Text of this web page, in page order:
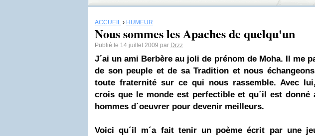
ACCUEIL › HUMEUR
Nous sommes les Apaches de quelqu'un
Publié le 14 juillet 2009 par Drzz
J´ai un ami Berbère au joli de prénom de Moha. Il me
de son peuple et de sa Tradition et nous
toute fraternité sur ce qui nous rassemble. Avec
crois que le monde est perfectible et qu´il est donné
hommes d´oeuvrer pour devenir meilleurs.
Voici qu´il m´a fait tenir un poème écrit par une